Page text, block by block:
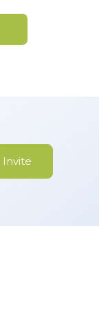
Invite